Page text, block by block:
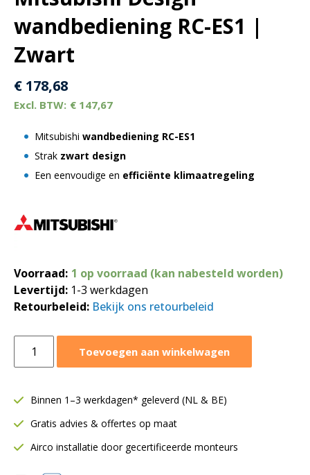
wandbediening RC-ES1 |
Zwart
€ 178,68
€ 147,67
Mitsubishi wandbediening RC-ES1
Strak zwart design
Een eenvoudige en efficiënte klimaatregeling
Voorraad: 1 op voorraad (kan nabesteld worden)
Levertijd: 1-3 werkdagen
Retourbeleid: Bekijk ons retourbeleid
Design
RC-
|
Zwart
Toevoegen aan winkelwagen
Binnen 1–3 werkdagen* geleverd (NL & BE)
Gratis advies & offertes op maat
Airco installatie door gecertificeerde monteurs